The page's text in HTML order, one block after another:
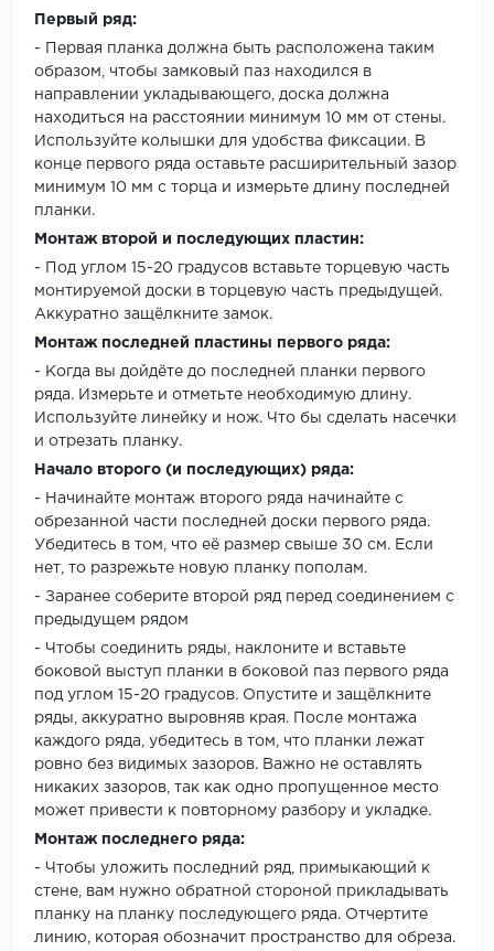
Первый ряд:
- Первая планка должна быть расположена таким
образом, чтобы замковый паз находился в
направлении укладывающего, доска должна
находиться на расстоянии минимум 10 мм от стены.
Используйте колышки для удобства фиксации. В
конце первого ряда оставьте расширительный зазор
минимум 10 мм с торца и измерьте длину последней
планки.
Монтаж второй и последующих пластин:
- Под углом 15-20 градусов вставьте торцевую часть
монтируемой доски в торцевую часть предыдущей.
Аккуратно защёлкните замок.
Монтаж последней пластины первого ряда:
- Когда вы дойдёте до последней планки первого
ряда. Измерьте и отметьте необходимую длину.
Используйте линейку и нож. Что бы сделать насечки
и отрезать планку.
Начало второго (и последующих) ряда:
- Начинайте монтаж второго ряда начинайте с
обрезанной части последней доски первого ряда.
Убедитесь в том, что её размер свыше 30 см. Если
нет, то разрежьте новую планку пополам.
- Заранее соберите второй ряд перед соединением с
предыдущем рядом
- Чтобы соединить ряды, наклоните и вставьте
боковой выступ планки в боковой паз первого ряда
под углом 15-20 градусов. Опустите и защёлкните
ряды, аккуратно выровняв края. После монтажа
каждого ряда, убедитесь в том, что планки лежат
ровно без видимых зазоров. Важно не оставлять
никаких зазоров, так как одно пропущенное место
может привести к повторному разбору и укладке.
Монтаж последнего ряда:
- Чтобы уложить последний ряд, примыкающий к
стене, вам нужно обратной стороной прикладывать
планку на планку последующего ряда. Отчертите
линию, которая обозначит пространство для обреза.